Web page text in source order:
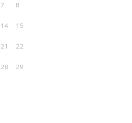
7 8
14 15
21 22
28 29